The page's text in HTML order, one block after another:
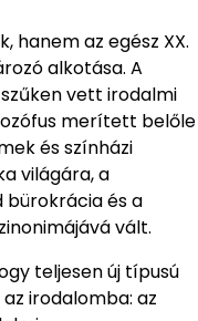
hanem az egész XX.
alkotása. A
vett irodalmi
merített belőle
és színházi
világára, a
bürokrácia és a
vált.
teljesen új típusú
irodalomba: az